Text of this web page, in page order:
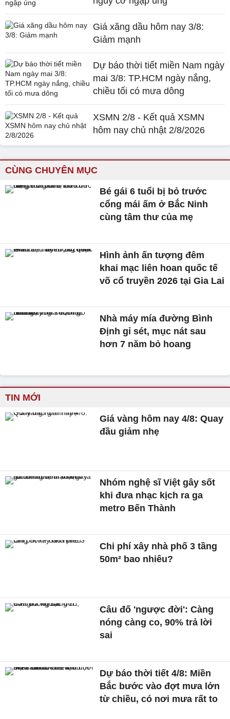
Giá xăng dầu hôm nay 3/8:
Giảm mạnh
Dự báo thời tiết miền Nam ngày
mai 3/8: TP.HCM ngày nắng,
chiều tối có mưa dông
XSMN 2/8 - Kết quả XSMN
hôm nay chủ nhật 2/8/2026
CÙNG CHUYÊN MỤC
Bé gái 6 tuổi bị bỏ trước
cổng mái ấm ở Bắc Ninh
cùng tâm thư của mẹ
Hình ảnh ấn tượng đêm
khai mạc liên hoan quốc tế
võ cổ truyền 2026 tại Gia Lai
Nhà máy mía đường Bình
Định gỉ sét, mục nát sau
hơn 7 năm bỏ hoang
TIN MỚI
Giá vàng hôm nay 4/8: Quay
đầu giảm nhẹ
Nhóm nghệ sĩ Việt gây sốt
khi đưa nhạc kịch ra ga
metro Bến Thành
Chi phí xây nhà phố 3 tầng
50m² bao nhiêu?
Câu đố 'ngược đời': Càng
nóng càng co, 90% trả lời
sai
Dự báo thời tiết 4/8: Miền
Bắc bước vào đợt mưa lớn
từ chiều, có nơi mưa rất to